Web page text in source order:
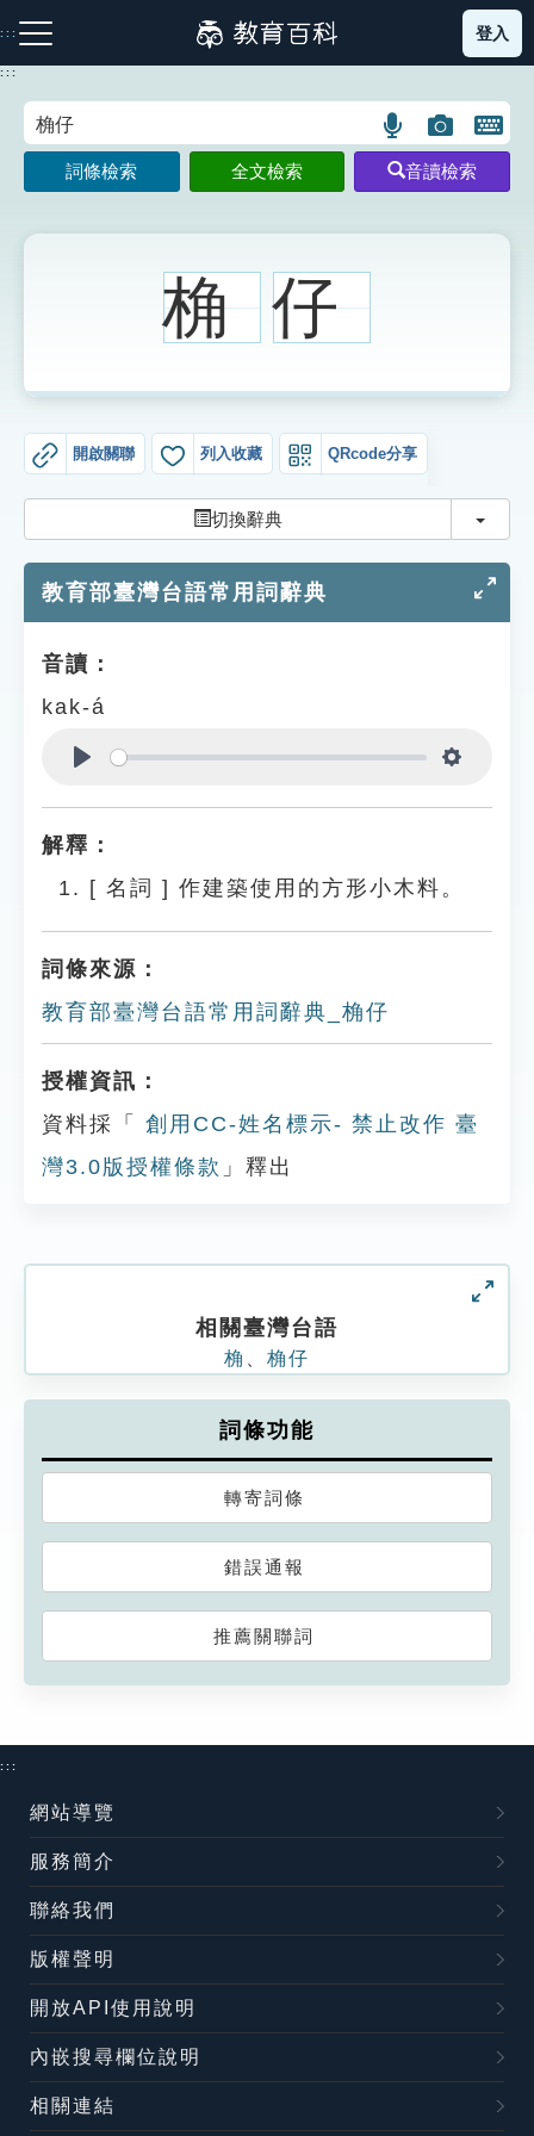
到
主
:::
注音索引圖示 筆畫索引圖示 部首索引表圖示
生字詞彙表
知識索引
遊戲專區
貓頭鷹博士
登入
:::
語
言
搜
圖
片
搜
開
鍵
圖
詞條檢索 全文檢索 音讀檢索
桷 仔
開啟關聯 列入收藏 QRcode分享
切換辭典 切換
教育部臺灣台語常用詞辭典
音讀：
kak-á
解釋：
[ 名詞 ] 作建築使用的方形小木料。
詞條來源：
教育部臺灣台語常用詞辭典_桷仔
授權資訊：
資料採「
創用CC-姓名標示- 禁止改作 臺
灣3.0版授權條款 」釋出
相關臺灣台語
桷 桷仔
詞條功能
轉寄詞條
錯誤通報
推薦關聯詞
:::
網站導覽
服務簡介
聯絡我們
版權聲明
開放API使用說明
內嵌搜尋欄位說明
相關連結